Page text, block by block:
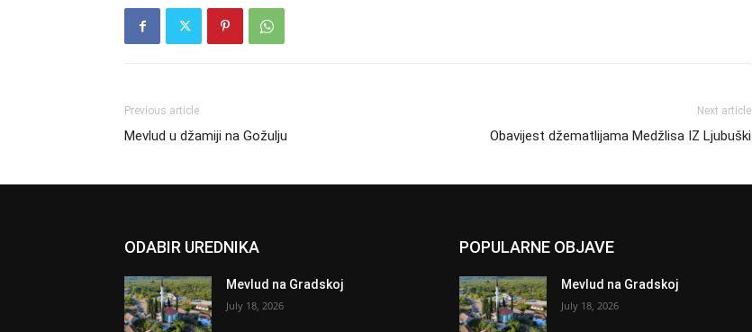
Previous article
Mevlud u džamiji na Gožulju
Next article
Obavijest džematlijama Medžlisa IZ Ljubuški
ODABIR UREDNIKA
Mevlud na Gradskoj
July 18, 2026
POPULARNE OBJAVE
Mevlud na Gradskoj
July 18, 2026